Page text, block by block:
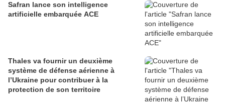
Safran lance son intelligence
artificielle embarquée ACE
Thales va fournir un deuxième
système de défense aérienne à
l’Ukraine pour contribuer à la
protection de son territoire